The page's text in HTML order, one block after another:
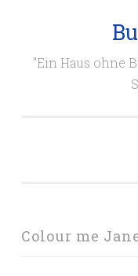
"Ein Haus ohne
Colour me